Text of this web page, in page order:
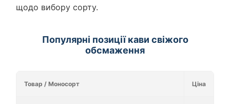
щодо вибору сорту.
Популярні позиції кави свіжого
обсмаження
Товар / Моносорт Ціна